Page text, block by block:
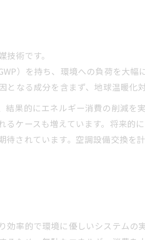
術です。
）を持ち、環境への負荷を大幅
なる成分を含まず、地球温暖化
果的にエネルギー消費の削減を
ケースも増えています。将来的
されています。空調設備交換を
率的で環境に優しいシステムの